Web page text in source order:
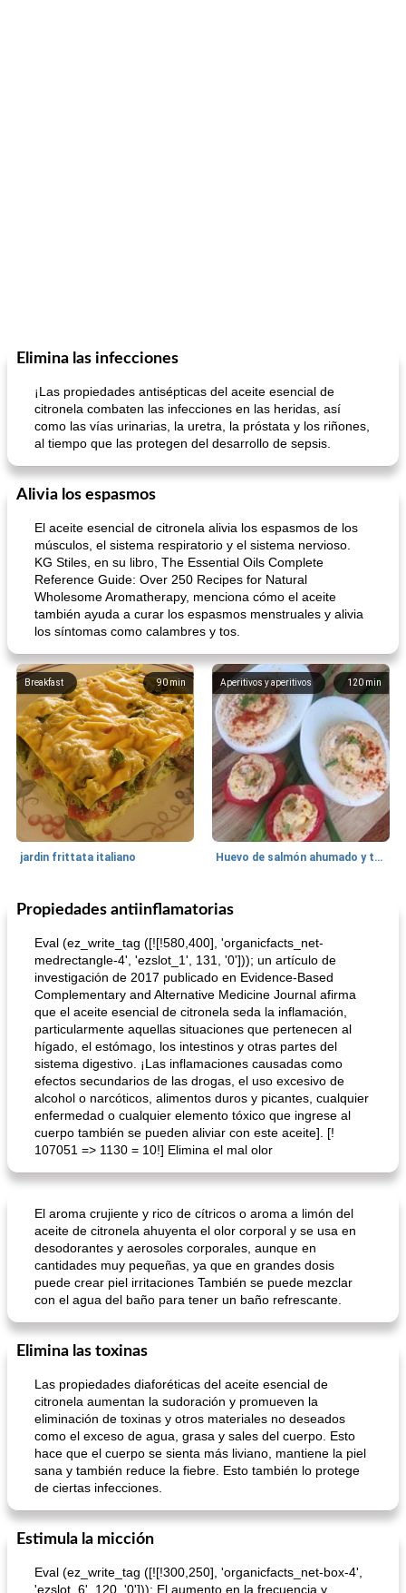
Elimina las infecciones
¡Las propiedades antisépticas del aceite esencial de
citronela combaten las infecciones en las heridas, así
como las vías urinarias, la uretra, la próstata y los riñones,
al tiempo que las protegen del desarrollo de sepsis.
Alivia los espasmos
El aceite esencial de citronela alivia los espasmos de los
músculos, el sistema respiratorio y el sistema nervioso.
KG Stiles, en su libro, The Essential Oils Complete
Reference Guide: Over 250 Recipes for Natural
Wholesome Aromatherapy, menciona cómo el aceite
también ayuda a curar los espasmos menstruales y alivia
los síntomas como calambres y tos.
90 min
Breakfast
jardin frittata italiano
120 min
Aperitivos y aperitivos
Huevo de salmón ahumado y tomates rellenos.
3min
Bebidas
Batido de leche de caramelo de mantequilla (alcohólico)
Pastelitos
Propiedades antiinflamatorias
Eval (ez_write_tag ([![!580,400], 'organicfacts_net-
medrectangle-4', 'ezslot_1', 131, '0'])); un artículo de
investigación de 2017 publicado en Evidence-Based
Complementary and Alternative Medicine Journal afirma
que el aceite esencial de citronela seda la inflamación,
particularmente aquellas situaciones que pertenecen al
hígado, el estómago, los intestinos y otras partes del
sistema digestivo. ¡Las inflamaciones causadas como
efectos secundarios de las drogas, el uso excesivo de
alcohol o narcóticos, alimentos duros y picantes, cualquier
enfermedad o cualquier elemento tóxico que ingrese al
cuerpo también se pueden aliviar con este aceite]. [!
107051 => 1130 = 10!] Elimina el mal olor
El aroma crujiente y rico de cítricos o aroma a limón del
aceite de citronela ahuyenta el olor corporal y se usa en
desodorantes y aerosoles corporales, aunque en
cantidades muy pequeñas, ya que en grandes dosis
puede crear piel irritaciones También se puede mezclar
con el agua del baño para tener un baño refrescante.
Elimina las toxinas
Las propiedades diaforéticas del aceite esencial de
citronela aumentan la sudoración y promueven la
eliminación de toxinas y otros materiales no deseados
como el exceso de agua, grasa y sales del cuerpo. Esto
hace que el cuerpo se sienta más liviano, mantiene la piel
sana y también reduce la fiebre. Esto también lo protege
de ciertas infecciones.
Estimula la micción
Eval (ez_write_tag ([![!300,250], 'organicfacts_net-box-4',
'ezslot_6', 120, '0'])); El aumento en la frecuencia y